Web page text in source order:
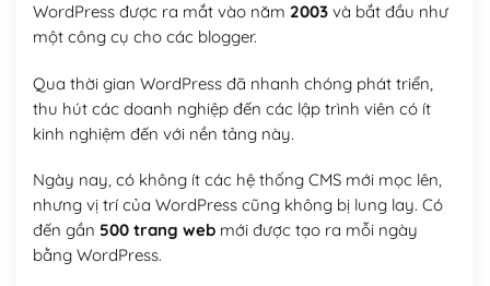
WordPress được ra mắt vào năm 2003và bắt đầu như
một công cụ cho các blogger.
Qua thời gian WordPress đã nhanh chóng phát triển,
thu hút các doanh nghiệp đến các lập trình viên có ít
kinh nghiệm đến với nền tảng này.
Ngày nay, có không ít các hệ thống CMS mới mọc lên,
nhưng vị trí của WordPress cũng không bị lung lay. Có
đến gần 500 trang webmới được tạo ra mỗi ngày
bằng WordPress.